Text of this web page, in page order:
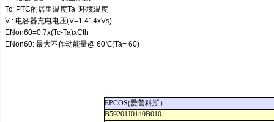
Tc: PTC的居里温度Ta :环境温度
V : 电容器充电电压(V=1.414xVs)
ENon60=0.7x(Tc-Ta)xCth
ENon60: 最大不作动能量@ 60℃(Ta= 60)
EPCOS(爱普科斯）
B59201J0140B010